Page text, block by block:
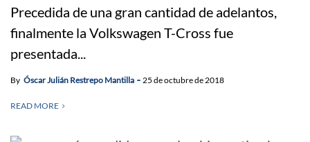
Precedida de una gran cantidad de adelantos,
finalmente la Volkswagen T-Cross fue
presentada...
By Óscar Julián Restrepo Mantilla 25 de octubre de 2018
READ MORE